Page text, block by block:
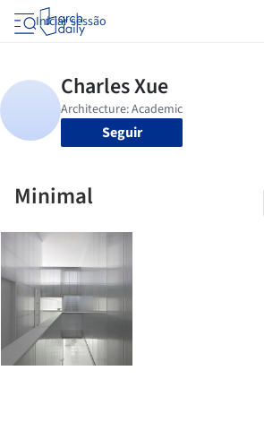
Iniciar sessão
Seguir
Minimal